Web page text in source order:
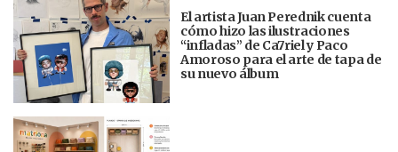
El artista Juan Perednik cuenta
cómo hizo las ilustraciones
“infladas” de Ca7riel y Paco
Amoroso para el arte de tapa de
su nuevo álbum